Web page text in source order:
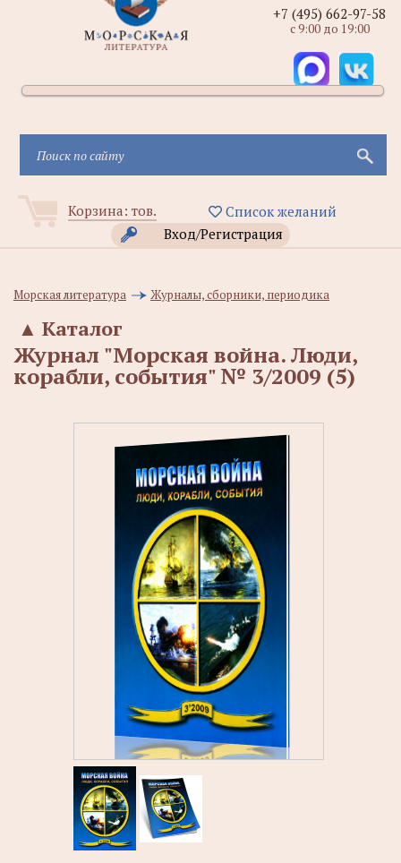
Корзина: тов.
Список желаний
Вход/Регистрация
+7 (495) 662-97-58
с 9:00 до 19:00
Морская литература Журналы, сборники, периодика
Каталог
▲
Журнал "Морская война. Люди,
корабли, события" № 3/2009 (5)